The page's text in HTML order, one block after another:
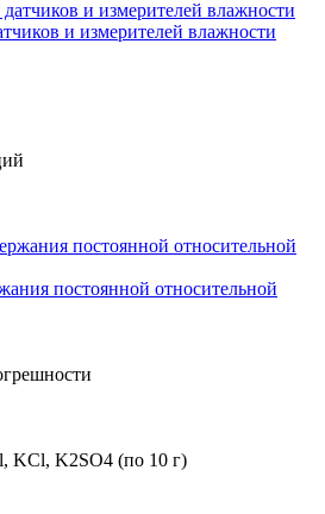
и измерителей влажности
постоянной относительной
KCl, K2SO4 (по 10 г)